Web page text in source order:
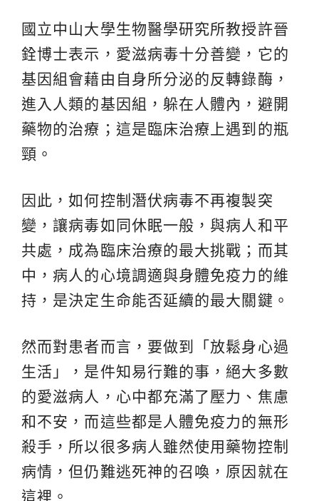
國立中山大學生物醫學研究所教授許晉
銓博士表示，愛滋病毒十分善變，它的
基因組會藉由自身所分泌的反轉錄酶，
進入人類的基因組，躲在人體內，避開
藥物的治療；這是臨床治療上遇到的瓶
頸。
因此，如何控制潛伏病毒不再複製突
變，讓病毒如同休眠一般，與病人和平
共處，成為臨床治療的最大挑戰；而其
中，病人的心境調適與身體免疫力的維
持，是決定生命能否延續的最大關鍵。
然而對患者而言，要做到「放鬆身心過
生活」，是件知易行難的事，絕大多數
的愛滋病人，心中都充滿了壓力、焦慮
和不安，而這些都是人體免疫力的無形
殺手，所以很多病人雖然使用藥物控制
病情，但仍難逃死神的召喚，原因就在
這裡。